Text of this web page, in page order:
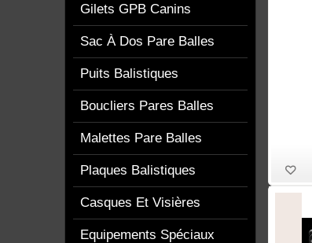
Gilets GPB Canins
Sac À Dos Pare Balles
Puits Balistiques
Boucliers Pares Balles
Malettes Pare Balles
Plaques Balistiques
Casques Et Visières
Equipements Spéciaux